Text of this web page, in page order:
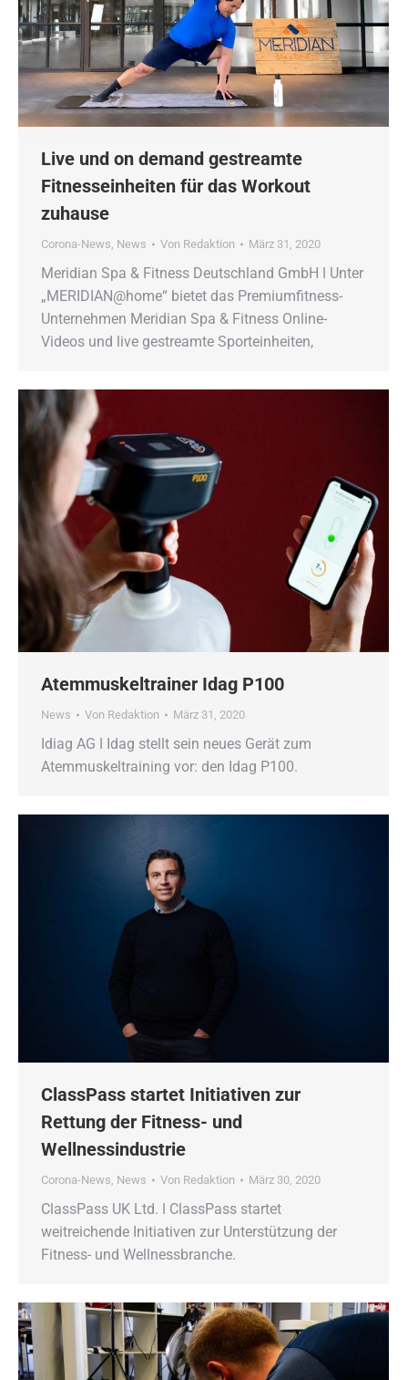
Live und on demand gestreamte
Fitnesseinheiten für das Workout
zuhause
Corona-News, News Von Redaktion März 31, 2020
Meridian Spa & Fitness Deutschland GmbH ǀ Unter
„MERIDIAN@home“ bietet das Premiumfitness-
Unternehmen Meridian Spa & Fitness Online-
Videos und live gestreamte Sporteinheiten,
Atemmuskeltrainer Idag P100
News Von Redaktion März 31, 2020
Idiag AG ǀ Idag stellt sein neues Gerät zum
Atemmuskeltraining vor: den Idag P100.
ClassPass startet Initiativen zur
Rettung der Fitness- und
Wellnessindustrie
Corona-News News Von Redaktion März 30, 2020
ClassPass UK Ltd. ǀ ClassPass startet
weitreichende Initiativen zur Unterstützung der
Fitness- und Wellnessbranche.